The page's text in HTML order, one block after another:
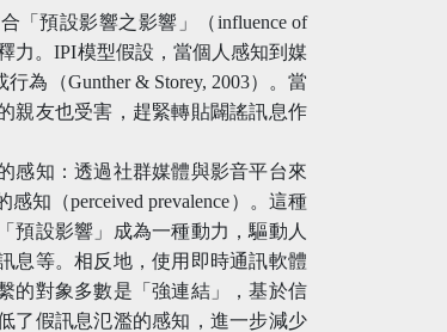
「預設影響之影響」（influence of
力。IPI模型假設，當個人感知到媒
為（Gunther & Storey, 2003）。當
親友也受害，趕緊轉貼闢謠訊息作
感知：透過社群媒體與影音平台來
知（perceived prevalence）。這種
預設影響」成為一種動力，驅動人
息等。相反地，使用即時通訊軟體
的對象多數是「強連結」，基於信
了假訊息氾濫的感知，進一步減少